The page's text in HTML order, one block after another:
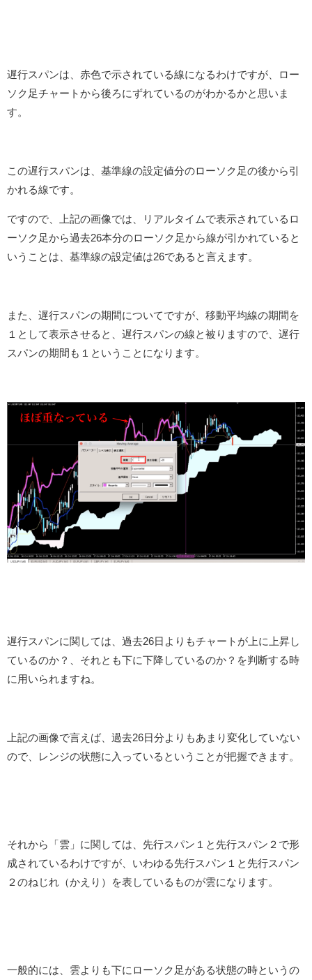
遅行スパンは、赤色で示されている線になるわけですが、ロー
ソク足チャートから後ろにずれているのがわかるかと思いま
す。
この遅行スパンは、基準線の設定値分のローソク足の後から引
かれる線です。
ですので、上記の画像では、リアルタイムで表示されているロ
ーソク足から過去26本分のローソク足から線が引かれていると
いうことは、基準線の設定値は26であると言えます。
また、遅行スパンの期間についてですが、移動平均線の期間を
１として表示させると、遅行スパンの線と被りますので、遅行
スパンの期間も１ということになります。
遅行スパンに関しては、過去26日よりもチャートが上に上昇し
ているのか？、それとも下に下降しているのか？を判断する時
に用いられますね。
上記の画像で言えば、過去26日分よりもあまり変化していない
ので、レンジの状態に入っているということが把握できます。
それから「雲」に関しては、先行スパン１と先行スパン２で形
成されているわけですが、いわゆる先行スパン１と先行スパン
２のねじれ（かえり）を表しているものが雲になります。
一般的には、雲よりも下にローソク足がある状態の時というの